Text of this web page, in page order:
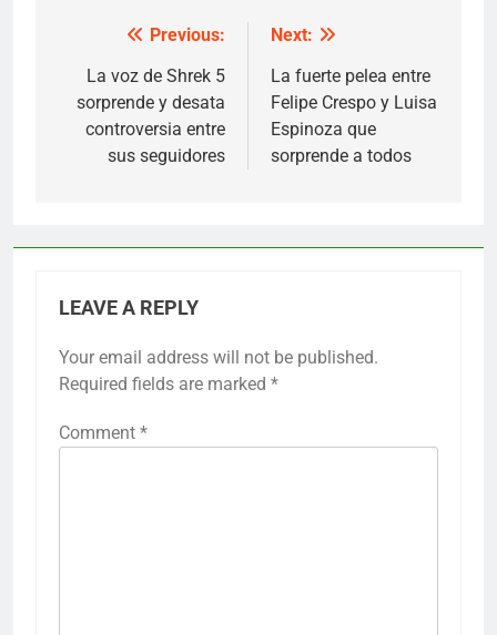
navigation
Previous:
La voz de Shrek 5
sorprende y desata
controversia entre
sus seguidores
Next:
La fuerte pelea entre
Felipe Crespo y Luisa
Espinoza que
sorprende a todos
LEAVE A REPLY
Your email address will not be published.
Required fields are marked *
Comment *